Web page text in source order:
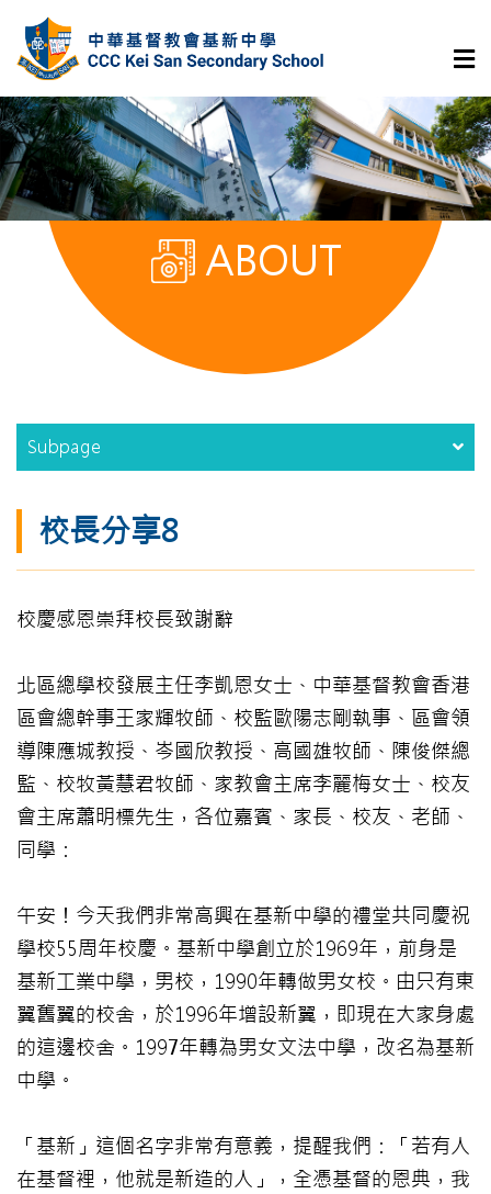
ABOUT
Subpage
校長分享8
校慶感恩崇拜校長致謝辭
北區總學校發展主任李凱恩女士、中華基督教會香港
區會總幹事王家輝牧師、校監歐陽志剛執事、區會領
導陳應城教授、岑國欣教授、高國雄牧師、陳俊傑總
監、校牧黃慧君牧師、家教會主席李麗梅女士、校友
會主席蕭明標先生，各位嘉賓、家長、校友、老師、
同學：
午安！今天我們非常高興在基新中學的禮堂共同慶祝
學校55周年校慶。基新中學創立於1969年，前身是
基新工業中學，男校，1990年轉做男女校。由只有東
翼舊翼的校舍，於1996年增設新翼，即現在大家身處
的這邊校舍。1997年轉為男女文法中學，改名為基新
中學。
「基新」這個名字非常有意義，提醒我們：「若有人
在基督裡，他就是新造的人」，全憑基督的恩典，我